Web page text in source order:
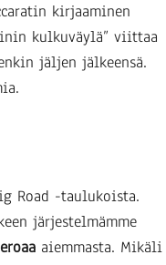
kirjaaminen
kulkuväylä” viittaa
jäljen jälkeensä.
Road -taulukoista.
järjestelmämme
eroaa aiemmasta. Mikäli